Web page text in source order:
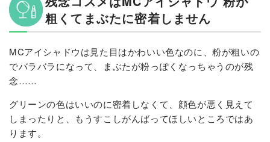
粗くてまぶたに密着しません
MCアイシャドウは見た目はかわいい色なのに、粉が粗いの
でバラバラになって、まぶたが粉っぽくなっちゃうのが残
念……
グリーンの色はいいのに密着しなくて、顔色が悪く見えて
しまったりと、もうすこしがんばってほしいところではあ
ります。